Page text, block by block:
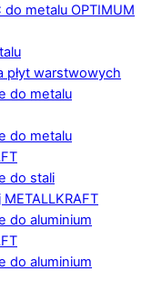
do metalu OPTIMUM
płyt warstwowych
do metalu
do metalu
do stali
do aluminium
do aluminium